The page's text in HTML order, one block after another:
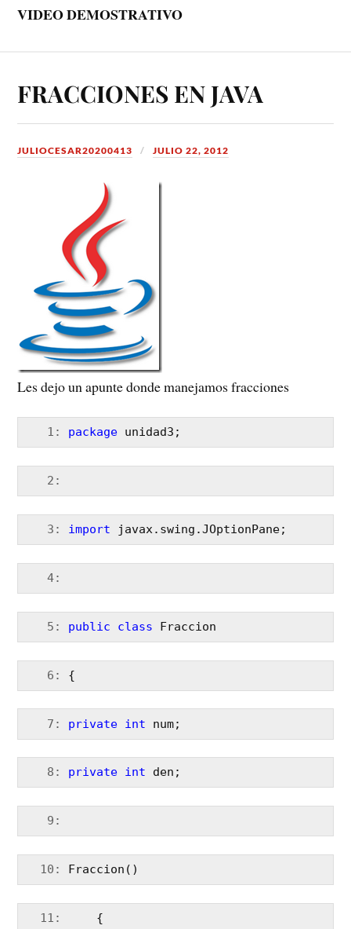
VIDEO DEMOSTRATIVO
FRACCIONES EN JAVA
JULIOCESAR20200413 JULIO 22, 2012
Les dejo un apunte donde manejamos fracciones
   1:
package unidad3;
   2:
   3:
import javax.swing.JOptionPane;
   4:
   5:
public class Fraccion
   6:
{
   7:
private int num;
   8:
private int den;
   9:
  10:
Fraccion()
  11:
     {